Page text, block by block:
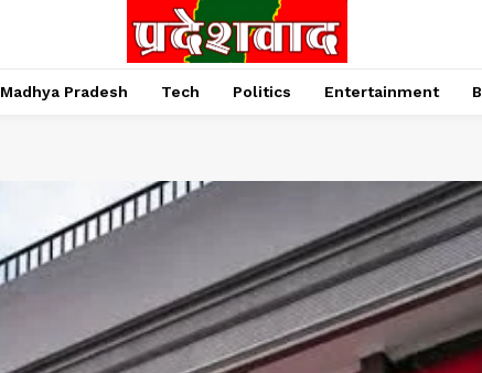
Madhya Pradesh Tech Politics Entertainment